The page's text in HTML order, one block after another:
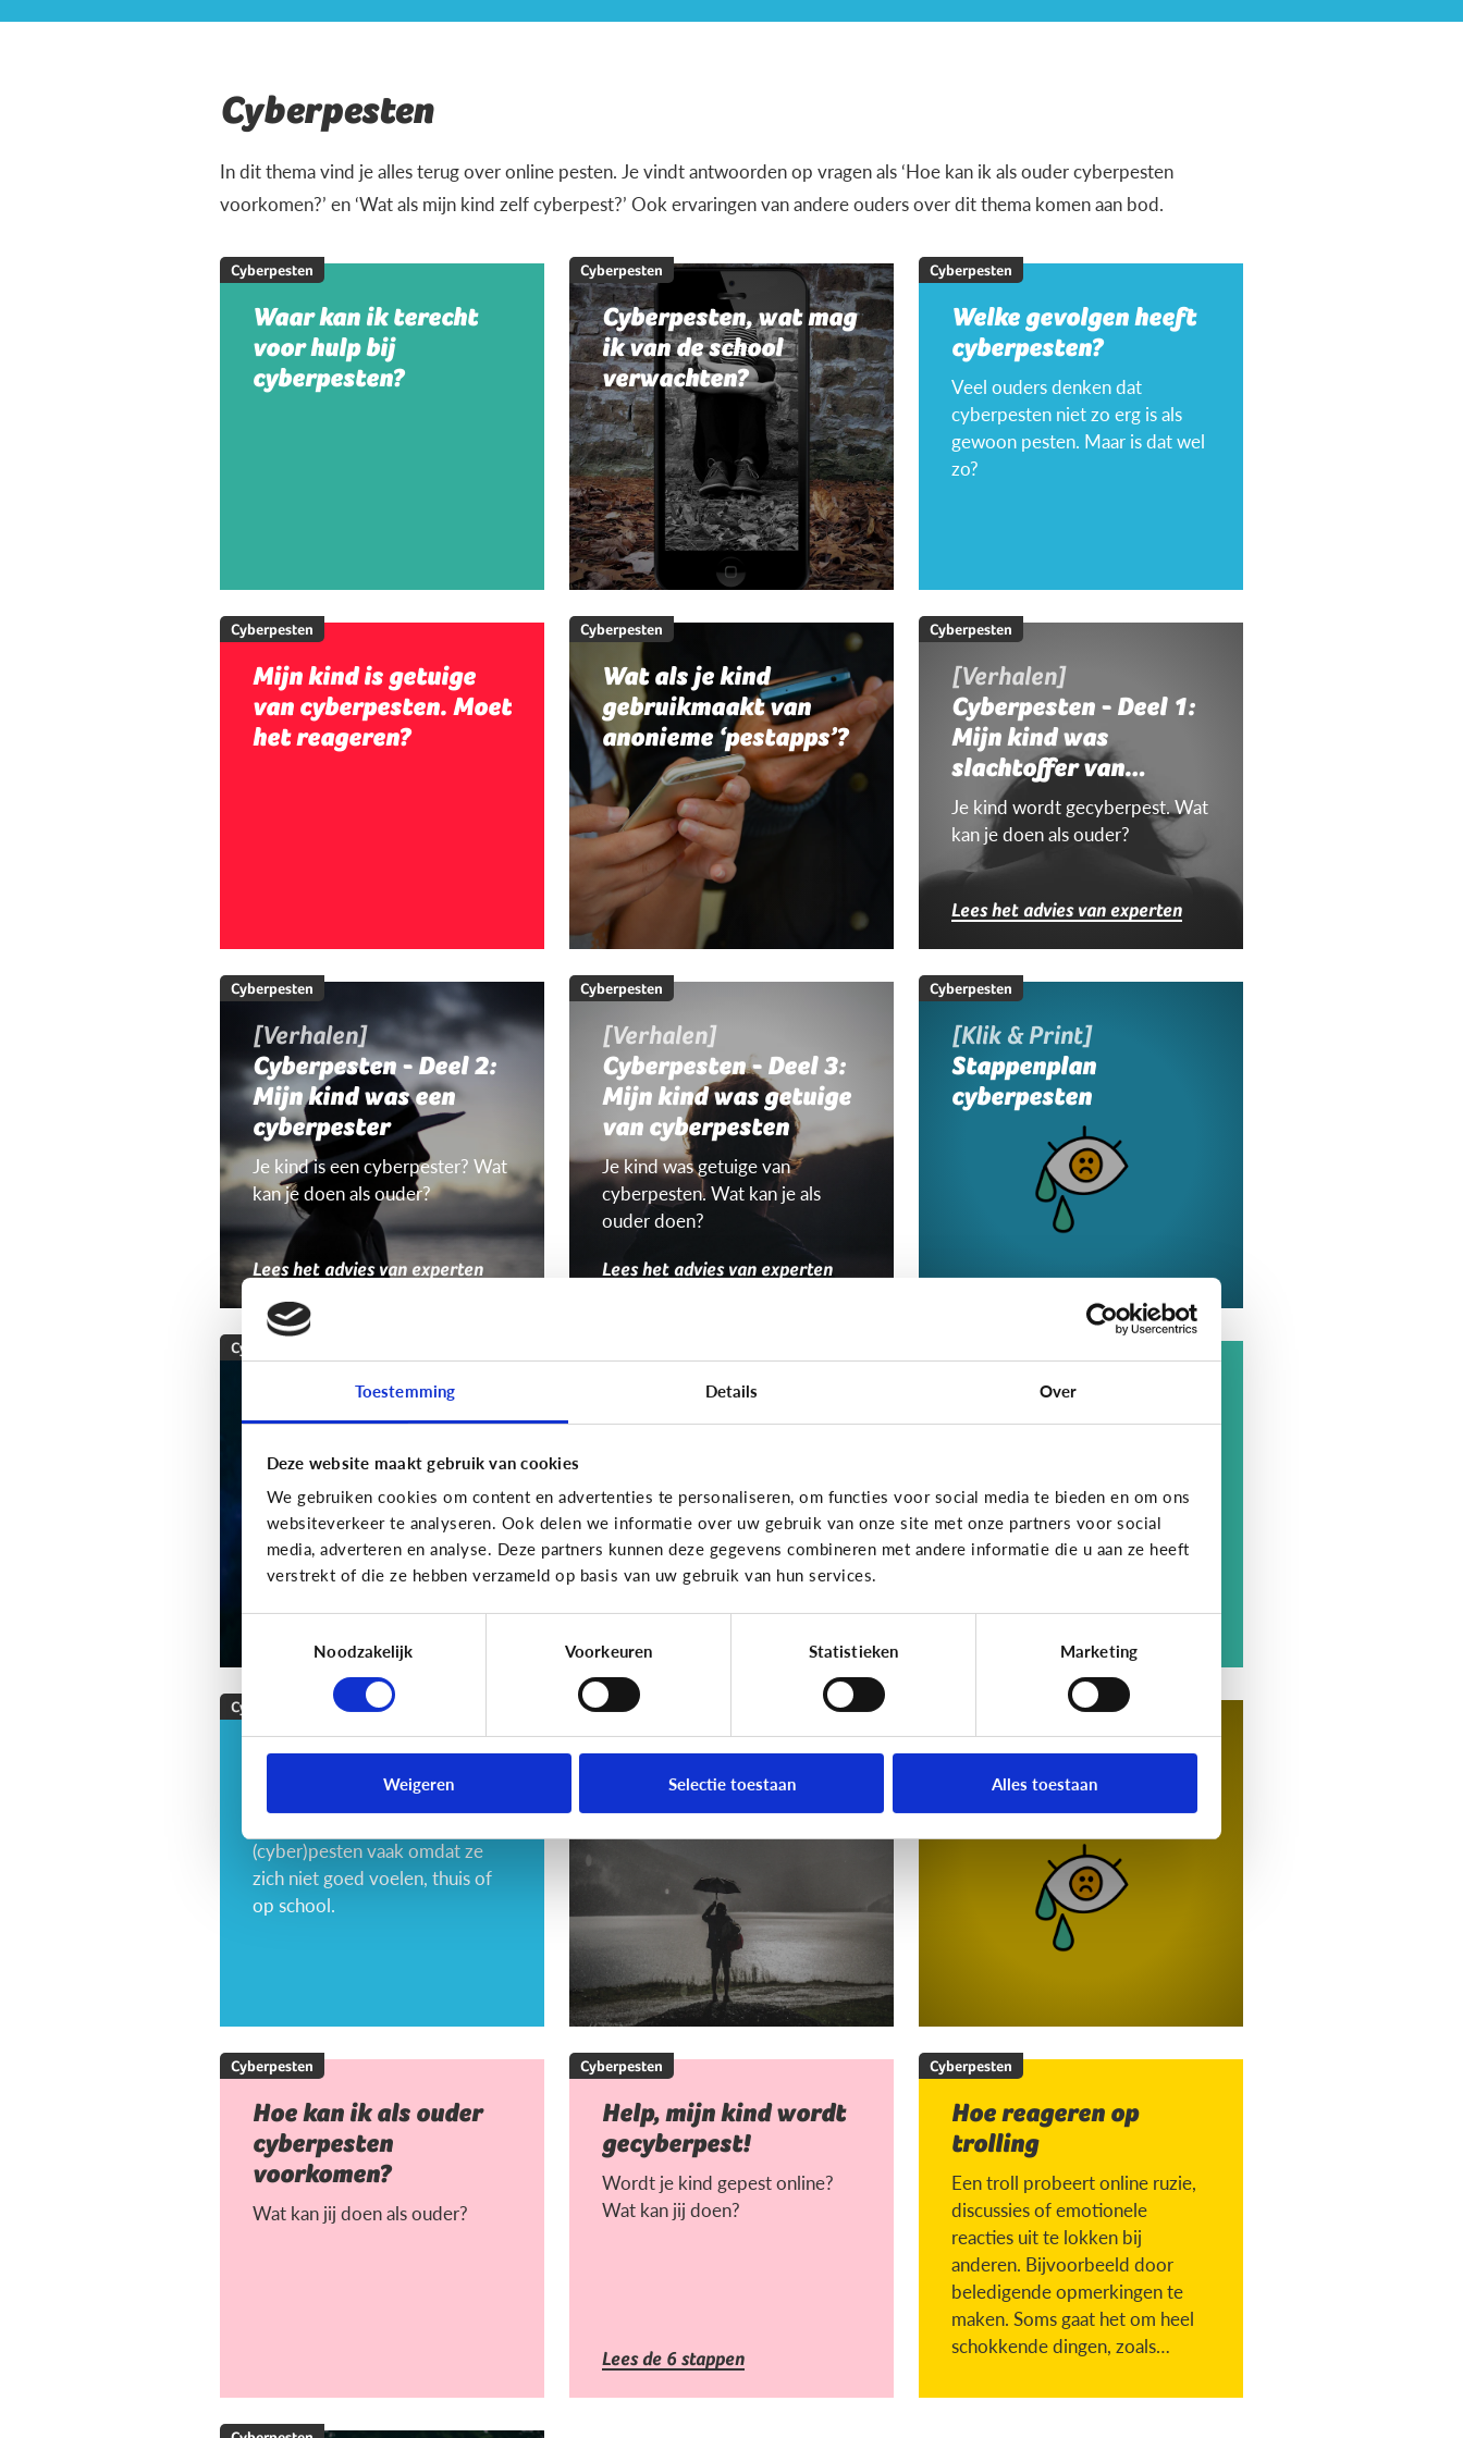
Toestemming Details Over
Deze website maakt gebruik van cookies
We gebruiken cookies om content en advertenties te personaliseren, om functies voor social media te bieden en om ons
websiteverkeer te analyseren. Ook delen we informatie over uw gebruik van onze site met onze partners voor social
media, adverteren en analyse. Deze partners kunnen deze gegevens combineren met andere informatie die u aan ze heeft
verstrekt of die ze hebben verzameld op basis van uw gebruik van hun services.
Noodzakelijk
Voorkeuren Statistieken Marketing
Weigeren Selectie toestaan Alles toestaan
Cyberpesten
In dit thema vind je alles terug over online pesten. Je vindt antwoorden op vragen als ‘Hoe kan ik als ouder cyberpesten
voorkomen?’ en ‘Wat als mijn kind zelf cyberpest?’ Ook ervaringen van andere ouders over dit thema komen aan bod.
Cyberpesten
Waar kan ik terecht
voor hulp bij
cyberpesten?
Cyberpesten
Cyberpesten, wat mag
ik van de school
verwachten?
Cyberpesten
Welke gevolgen heeft
cyberpesten?
Veel ouders denken dat
cyberpesten niet zo erg is als
gewoon pesten. Maar is dat wel
zo?
Cyberpesten
Mijn kind is getuige
van cyberpesten. Moet
het reageren?
Cyberpesten
Wat als je kind
gebruikmaakt van
anonieme ‘pestapps’?
Cyberpesten
[Verhalen]
Cyberpesten - Deel 1:
Mijn kind was
slachtoffer van
cyberpesten
Je kind wordt gecyberpest. Wat
kan je doen als ouder?
Lees het advies van experten
Cyberpesten
[Verhalen]
Cyberpesten - Deel 2:
Mijn kind was een
cyberpester
Je kind is een cyberpester? Wat
kan je doen als ouder?
Lees het advies van experten
Cyberpesten
[Verhalen]
Cyberpesten - Deel 3:
Mijn kind was getuige
van cyberpesten
Je kind was getuige van
cyberpesten. Wat kan je als
ouder doen?
Lees het advies van experten
Cyberpesten
[Klik & Print]
Stappenplan
cyberpesten
Cyberpesten
Welke tieners lopen
een groter risico op
cyberpesten?
Zijn het dezelfde
kinderen die
gewoon pesten?
Wat is cyberpesten?
Niet elke negatieve actie van
cyberpesten. Er is pas sprake
van pesten als negatief gedrag
drie kenmerken heeft ...
Cyberpesten
Wat als … mijn kind
zelf cyberpest?
(cyber)pesten vaak omdat ze
zich niet goed voelen, thuis of
op school.
Cyberpesten
Hoe kan ik herkennen
dat mijn kind gepest
wordt?
5 tips voor als je kind
slachtoffer is van
cyberpesten
Cyberpesten
Hoe kan ik als ouder
cyberpesten
voorkomen?
Wat kan jij doen als ouder?
Cyberpesten
Help, mijn kind wordt
gecyberpest!
Wordt je kind gepest online?
Wat kan jij doen?
Lees de 6 stappen
Cyberpesten
Hoe reageren op
trolling
Een troll probeert online ruzie,
discussies of emotionele
reacties uit te lokken bij
anderen. Bijvoorbeeld door
beledigende opmerkingen te
maken. Soms gaat het om heel
schokkende dingen, zoals
gestorven is.